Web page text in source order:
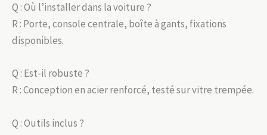
Q : Où l’installer dans la voiture ?
R : Porte, console centrale, boîte à gants, fixations
disponibles.
Q : Est-il robuste ?
R : Conception en acier renforcé, testé sur vitre trempée.
Q : Outils inclus ?